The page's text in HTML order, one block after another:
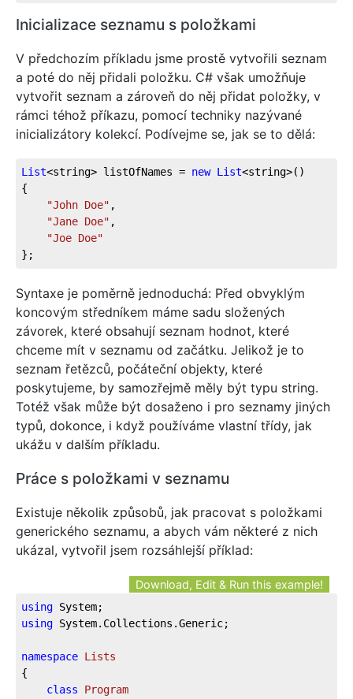
Inicializace seznamu s položkami
V předchozím příkladu jsme prostě vytvořili seznam
a poté do něj přidali položku. C# však umožňuje
vytvořit seznam a zároveň do něj přidat položky, v
rámci téhož příkazu, pomocí techniky nazývané
inicializátory kolekcí. Podívejme se, jak se to dělá:
List<string> listOfNames = new List<string>()
{
"John Doe" ,
"Jane Doe" ,
"Joe Doe"
};
Syntaxe je poměrně jednoduchá: Před obvyklým
koncovým středníkem máme sadu složených
závorek, které obsahují seznam hodnot, které
chceme mít v seznamu od začátku. Jelikož je to
seznam řetězců, počáteční objekty, které
poskytujeme, by samozřejmě měly být typu string.
Totéž však může být dosaženo i pro seznamy jiných
typů, dokonce, i když používáme vlastní třídy, jak
ukážu v dalším příkladu.
Práce s položkami v seznamu
Existuje několik způsobů, jak pracovat s položkami
generického seznamu, a abych vám některé z nich
ukázal, vytvořil jsem rozsáhlejší příklad:
Download, Edit & Run this example!
using System;
using System.Collections.Generic;
namespace Lists
{
class
Program